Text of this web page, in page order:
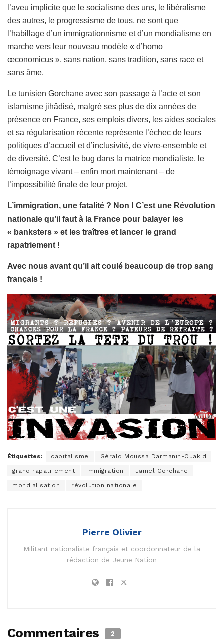
l’aveu implicite que le socialisme des uns, le libéralisme
des autres, le progressisme de tous, ne sont que
l’habillage d’un immigrationnisme et d’un mondialisme en
marche vers leur nouveau modèle « d’homo
œconomicus », sans nation, sans tradition, sans race et
sans âme.
Le tunisien Gorchane avec son passage à l’acte et son
islamisme jihâdisé, malgré ses plus de dix années de
présence en France, ses emplois divers, les aides sociales
et sa régularisation récente représente l’échec de leurs
politiques d’accueil et d’inclusivité, de vivre-ensemble et
de diversité. C’est le bug dans la matrice mondialiste, le
témoignage vivant – enfin mort maintenant – de
l’impossibilité finale de leur projet.
L’immigration, une fatalité ? Non ! C’est une Révolution
nationale qu’il faut à la France pour balayer les
« banksters » et les traîtres et lancer le grand
rapatriement !
Avec nous avant qu’il ait coulé beaucoup de trop sang
français !
Étiquettes: capitalisme Gérald Moussa Darmanin-Ouakid
grand rapatriement immigration Jamel Gorchane
mondialisation révolution nationale
Pierre Olivier
Militant nationaliste français et coordonnateur de la
rédaction de Jeune Nation
Commentaires 2